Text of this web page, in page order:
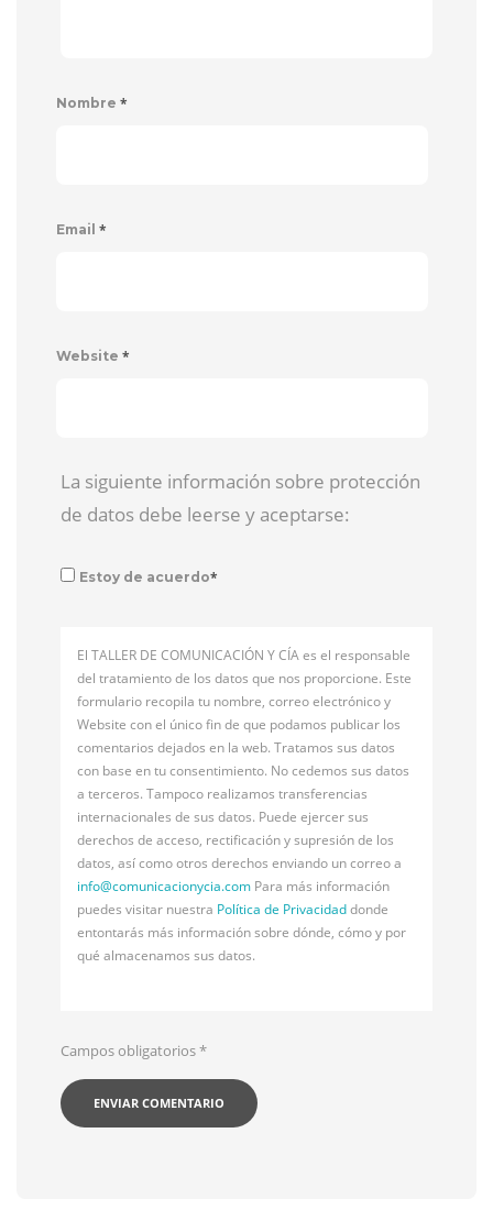
Nombre *
Email *
Website *
La siguiente información sobre protección
de datos debe leerse y aceptarse:
Estoy de acuerdo*
El TALLER DE COMUNICACIÓN Y CÍA es el responsable
del tratamiento de los datos que nos proporcione. Este
formulario recopila tu nombre, correo electrónico y
Website con el único fin de que podamos publicar los
comentarios dejados en la web. Tratamos sus datos
con base en tu consentimiento. No cedemos sus datos
a terceros. Tampoco realizamos transferencias
internacionales de sus datos. Puede ejercer sus
derechos de acceso, rectificación y supresión de los
datos, así como otros derechos enviando un correo a
info@comunicacionycia.com Para más información
puedes visitar nuestra Política de Privacidaddonde
entontarás más información sobre dónde, cómo y por
qué almacenamos sus datos.
Campos obligatorios*